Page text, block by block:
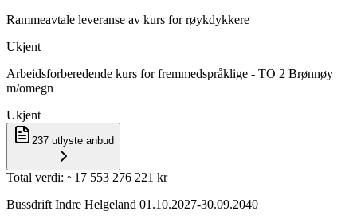
Rammeavtale leveranse av kurs for røykdykkere
Ukjent
Arbeidsforberedende kurs for fremmedspråklige - TO 2 Brønnøy
m/omegn
Ukjent
237 utlyste anbud
Total verdi: ~17 553 276 221 kr
Bussdrift Indre Helgeland 01.10.2027-30.09.2040